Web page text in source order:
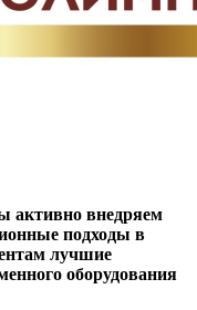
активно внедряем
подходы в
лучшие
оборудования